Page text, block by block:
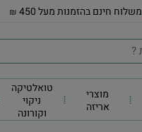
משלוח חינם בהזמנות מעל 450 ₪
מוצרי
אריזה
טואלטיקה
ניקוי
וקורונה